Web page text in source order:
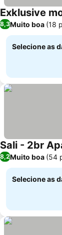
Exklusive
8,3Muito boa (18
Selecione as
Sali - 2br
8,2Muito boa (54
Selecione as